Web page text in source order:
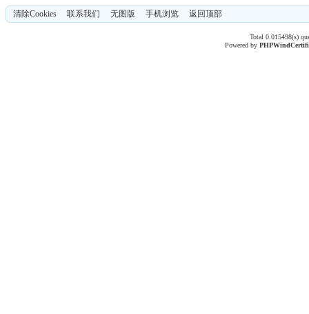
清除Cookies 联系我们 无图版 手机浏览 返回顶部
Total 0.015498(s)
Powered byPHPWind